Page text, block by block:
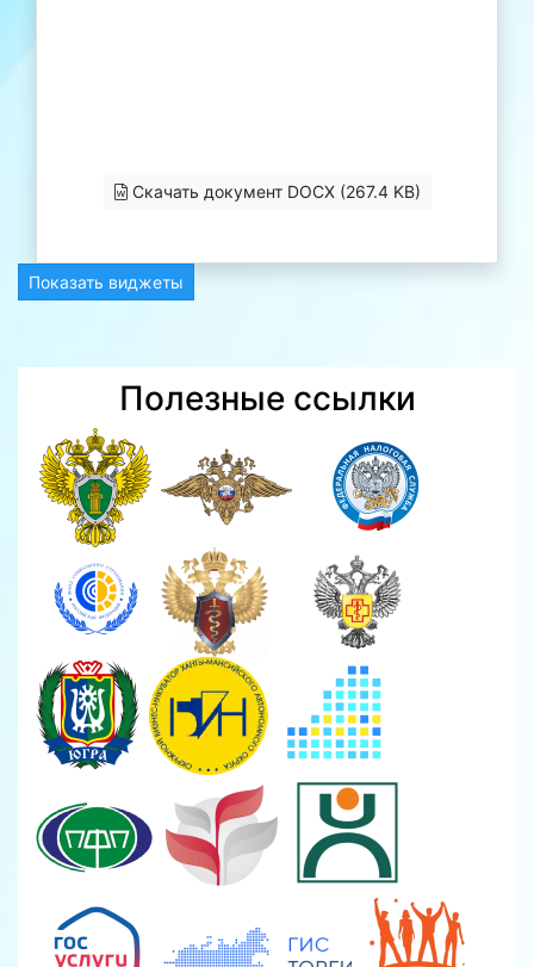
Скачать документ DOCX (267.4 KB)
Показать виджеты
Полезные ссылки